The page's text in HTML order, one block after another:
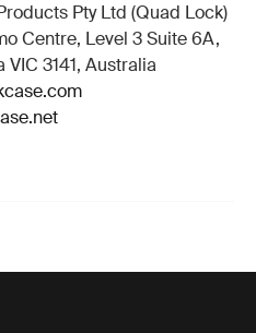
Pty Ltd (Quad Lock)
Centre, Level 3 Suite 6A,
VIC 3141, Australia